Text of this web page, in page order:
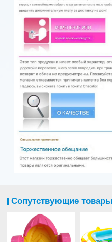
Сопутствующие товары